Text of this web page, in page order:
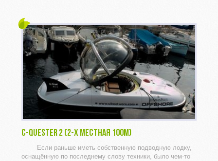
C-QUESTER 2 (2-Х МЕСТНАЯ 100M)
Если раньше иметь собственную подводную лодку,
оснащённую по последнему слову техники, было чем-то